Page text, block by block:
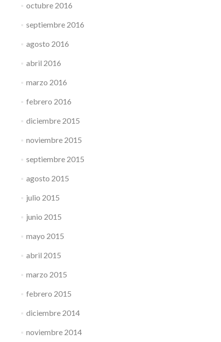
octubre 2016
septiembre 2016
agosto 2016
abril 2016
marzo 2016
febrero 2016
diciembre 2015
noviembre 2015
septiembre 2015
agosto 2015
julio 2015
junio 2015
mayo 2015
abril 2015
marzo 2015
febrero 2015
diciembre 2014
noviembre 2014